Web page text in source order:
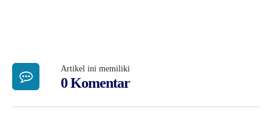
Artikel ini memiliki
0 Komentar